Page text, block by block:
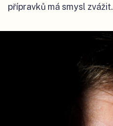
přípravků má smysl zvážit.